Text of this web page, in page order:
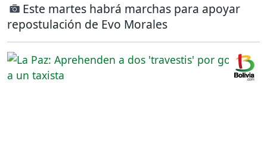
Este martes habrá marchas para apoyar
repostulación de Evo Morales